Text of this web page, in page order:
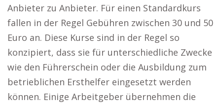
Anbieter zu Anbieter. Für einen Standardkurs
fallen in der Regel Gebühren zwischen 30 und 50
Euro an. Diese Kurse sind in der Regel so
konzipiert, dass sie für unterschiedliche Zwecke
wie den Führerschein oder die Ausbildung zum
betrieblichen Ersthelfer eingesetzt werden
können. Einige Arbeitgeber übernehmen die